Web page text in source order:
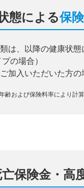
態による保
は、以降の健康状
の場合）
加入いただいた方
齢および保険料率により計算
保険金・高